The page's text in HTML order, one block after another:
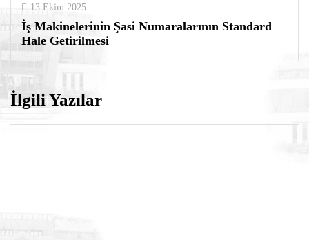
13 Ekim 2025
İş Makinelerinin Şasi Numaralarının Standard
Hale Getirilmesi
İlgili Yazılar